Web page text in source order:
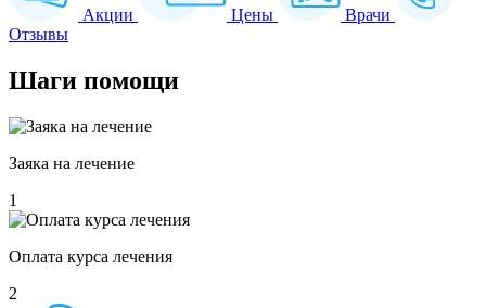
Акции Цены
Врачи
Отзывы
Шаги помощи
Заяка на лечение
1
Оплата курса лечения
2